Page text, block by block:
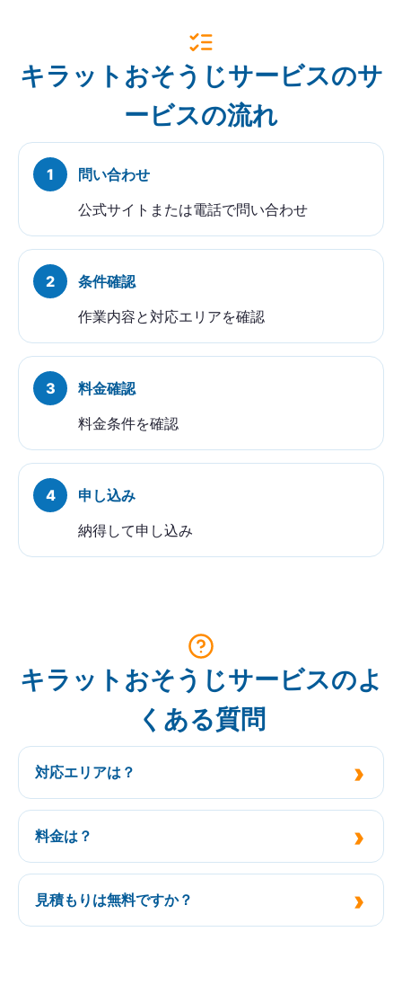
キラットおそうじサービスのサ
ービスの流れ
問い合わせ
公式サイトまたは電話で問い合わせ
条件確認
作業内容と対応エリアを確認
料金確認
料金条件を確認
申し込み
納得して申し込み
キラットおそうじサービスのよ
くある質問
対応エリアは？
料金は？
見積もりは無料ですか？